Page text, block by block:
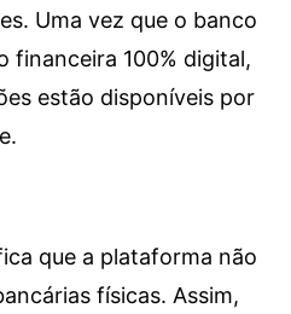
Uma vez que o banco
financeira 100% digital,
estão disponíveis por
que a plataforma não
físicas. Assim,